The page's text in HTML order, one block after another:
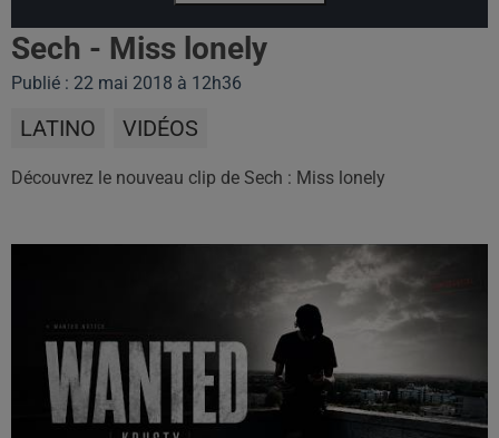
Sech - Miss lonely
Publié : 22 mai 2018 à 12h36
LATINO VIDÉOS
Découvrez le nouveau clip de Sech : Miss lonely